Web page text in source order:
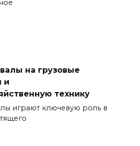
на грузовые
и
технику
играют ключевую роль в